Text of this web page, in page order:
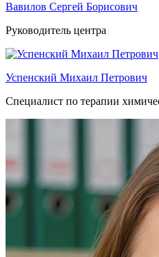
Вавилов Сергей Борисович
Руководитель центра
Успенский Михаил Петрович
Специалист по терапии